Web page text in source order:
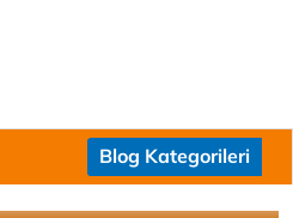
Blog Kategorileri